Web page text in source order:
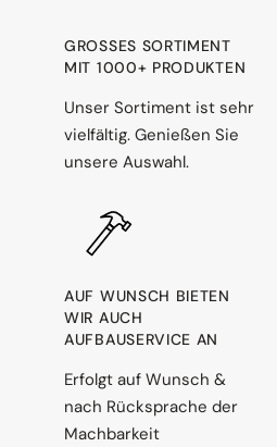
GROSSES SORTIMENT M
IT 1000+ PRODUKTEN
Unser Sortiment ist sehr
vielfältig. Genießen Sie
unsere Auswahl.
AUF WUNSCH BIETEN
WIR AUCH
AUFBAUSERVICE AN
Erfolgt auf Wunsch &
nach Rücksprache der
Machbarkeit